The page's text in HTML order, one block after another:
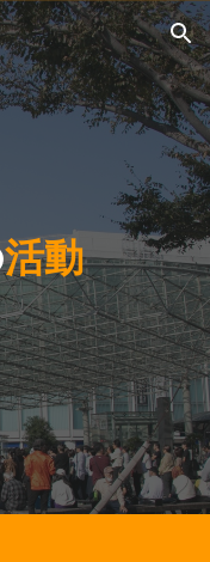
Skip to navigation
活動